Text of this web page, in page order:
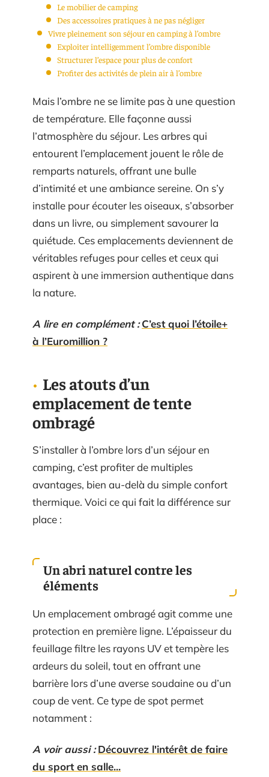
Le mobilier de camping
Des accessoires pratiques à ne pas négliger
Vivre pleinement son séjour en camping à l’ombre
Exploiter intelligemment l’ombre disponible
Structurer l’espace pour plus de confort
Profiter des activités de plein air à l’ombre
Mais l’ombre ne se limite pas à une question
de température. Elle façonne aussi
l’atmosphère du séjour. Les arbres qui
entourent l’emplacement jouent le rôle de
remparts naturels, offrant une bulle
d’intimité et une ambiance sereine. On s’y
installe pour écouter les oiseaux, s’absorber
dans un livre, ou simplement savourer la
quiétude. Ces emplacements deviennent de
véritables refuges pour celles et ceux qui
aspirent à une immersion authentique dans
la nature.
A lire en complément : C’est quoi l’étoile+
à l’Euromillion ?
Les atouts d’un
emplacement de tente
ombragé
S’installer à l’ombre lors d’un séjour en
camping, c’est profiter de multiples
avantages, bien au-delà du simple confort
thermique. Voici ce qui fait la différence sur
place :
Un abri naturel contre les
éléments
Un emplacement ombragé agit comme une
protection en première ligne. L’épaisseur du
feuillage filtre les rayons UV et tempère les
ardeurs du soleil, tout en offrant une
barrière lors d’une averse soudaine ou d’un
coup de vent. Ce type de spot permet
notamment :
A voir aussi : Découvrez l'intérêt de faire
du sport en salle...